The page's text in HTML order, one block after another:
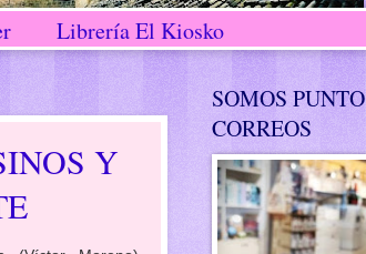
Librería El Kiosko
Y
SOMOS PUNTO
CORREOS